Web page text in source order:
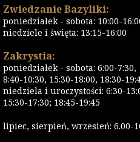
Zwiedzanie Bazyliki:
poniedziałek - sobota: 10:00-
niedziele i święta: 13:15-16:00
Zakrystia:
poniedziałek - sobota: 6:00-7:30,
8:40-10:30, 15:30-18:00, 18:30-
niedziela i uroczystości: 6:30-
15:30-17:30; 18:45-19:45
lipiec, sierpień, wrzesień: 6.00-